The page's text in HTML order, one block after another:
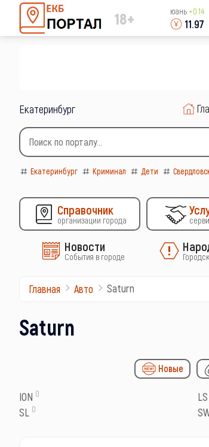
18+ юань +0.14
11.97
Екатеринбург
Type 2 or more characters for results.
Екатеринбург Криминал Дети
Справочник
организации города
Новости
События в городе
Главная Авто Saturn
Saturn
Новые
ION 0 LS
SL 0